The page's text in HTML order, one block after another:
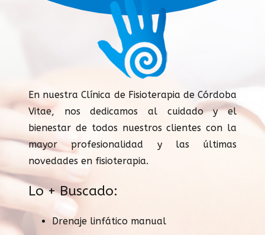
En nuestra Clínica de Fisioterapia de Córdoba
Vitae, nos dedicamos al cuidado y el
bienestar de todos nuestros clientes con la
mayor profesionalidad y las últimas
novedades en fisioterapia.
Lo + Buscado:
Drenaje linfático manual